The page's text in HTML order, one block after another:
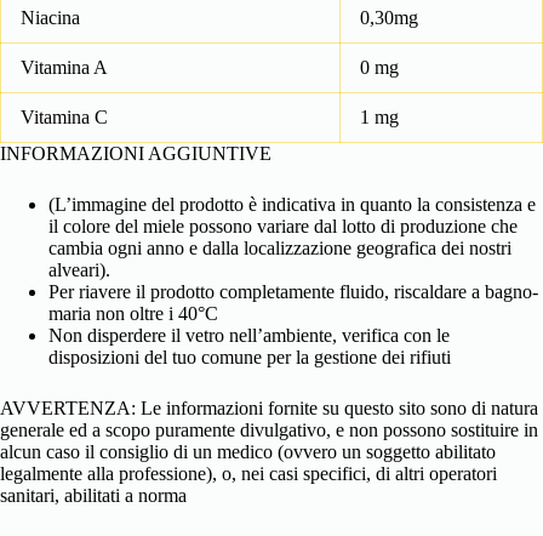
Niacina 0,30mg
Vitamina A 0 mg
Vitamina C
1 mg
INFORMAZIONI AGGIUNTIVE
(L’immagine del prodotto è indicativa in quanto la consistenza e
il colore del miele possono variare dal lotto di produzione che
cambia ogni anno e dalla localizzazione geografica dei nostri
alveari).
Per riavere il prodotto completamente fluido, riscaldare a bagno-
maria non oltre i 40°C
Non disperdere il vetro nell’ambiente, verifica con le
disposizioni del tuo comune per la gestione dei rifiuti
AVVERTENZA: Le informazioni fornite su questo sito sono di natura
generale ed a scopo puramente divulgativo, e non possono sostituire in
alcun caso il consiglio di un medico (ovvero un soggetto abilitato
legalmente alla professione), o, nei casi specifici, di altri operatori
sanitari, abilitati a norma